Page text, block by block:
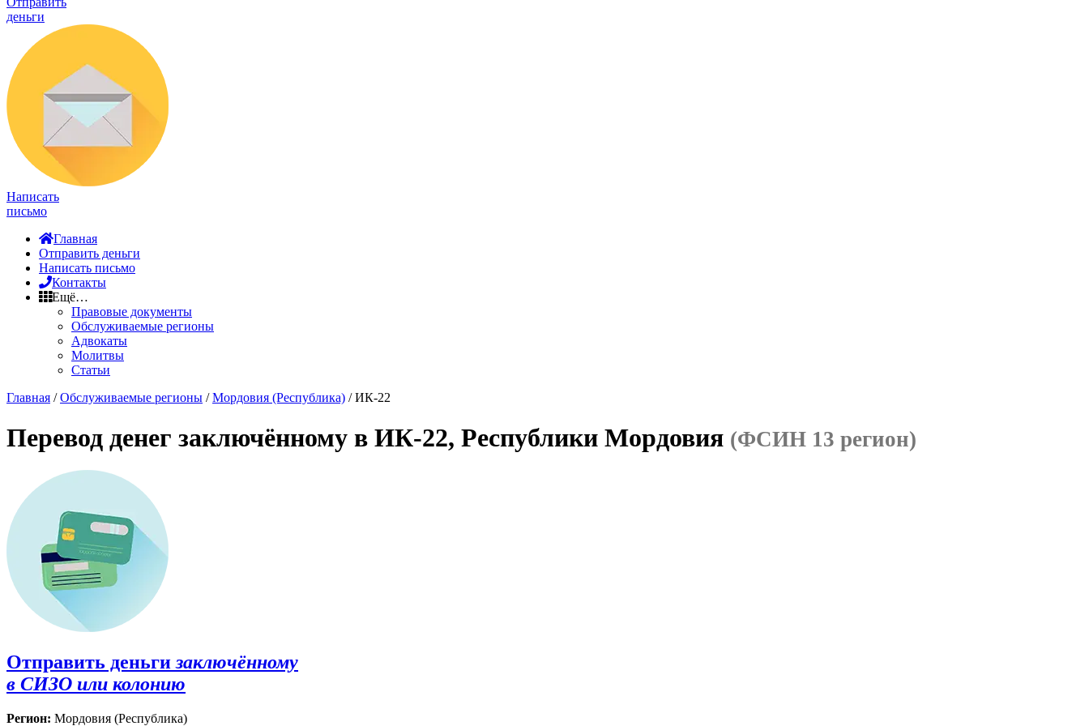
деньги
Написать
письмо
Главная
Отправить деньги
Написать письмо
Контакты
Ещё…
Правовые документы
Обслуживаемые регионы
Адвокаты
Молитвы
Статьи
Главная /Обслуживаемые регионы /Мордовия (Республика) / ИК-22
Перевод денег заключённому в ИК-22, Республики Мордовия (ФСИН 13 регион)
Отправить деньги заключённому
в СИЗО или колонию
Регион: Мордовия (Республика)